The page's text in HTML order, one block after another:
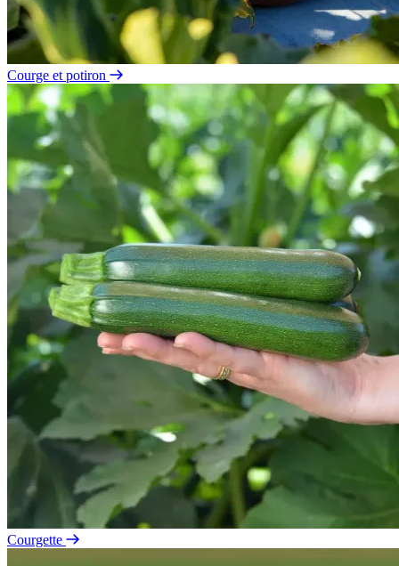
Courge et potiron
Courgette